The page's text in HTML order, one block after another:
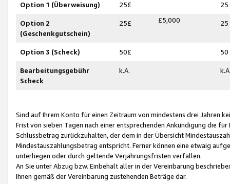
Option 1 (Überweisung) 25£ 25
Option 2
(Geschenkgutschein)
25£ £5,000 25
Option 3 (Scheck) 50£ 50
Bearbeitungsgebühr
Scheck
k.A.
Sind auf Ihrem Konto für einen Zeitraum von mindestens drei Jahren
Frist von sieben Tagen nach einer entsprechenden Ankündigung die
Schlussbetrag zurückzuhalten, der dem in der Übersicht
Mindestauszahlungsbetrag entspricht. Ferner können eine etwaig
unterliegen oder durch geltende Verjährungsfristen verfallen.
An Sie unter Abzug bzw. Einbehalt aller in der Vereinbarung
Ihnen gemäß der Vereinbarung zustehenden Beträge dar.